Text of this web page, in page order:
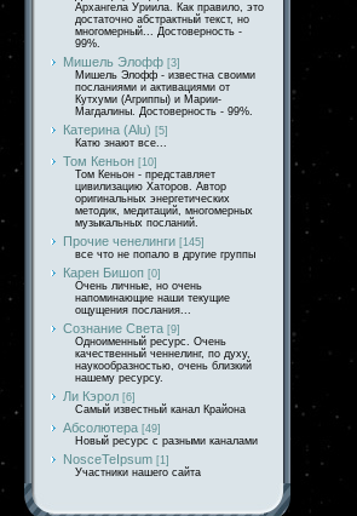
Архангела Уриила. Как правило, это
достаточно абстрактный текст, но
многомерный... Достоверность -
99%.
Мишель Элофф [3]
Мишель Элофф - известна своими
посланиями и активациями от
Кутхуми (Агриппы) и Марии-
Магдалины. Достоверность - 99%.
Катерина (Alu) [5]
Катю знают все...
Том Кеньон [10]
Том Кеньон - представляет
цивилизацию Хаторов. Автор
оригинальных энергетических
методик, медитаций, многомерных
музыкальных посланий.
Прочие ченелинги [145]
все что не попало в другие группы
Карен Бишоп [0]
Очень личные, но очень
напоминающие наши текущие
ощущения послания...
Сознание Света [9]
Одноименный ресурс. Очень
качественный ченнелинг, по духу,
наукообразностью, очень близкий
нашему ресурсу.
Ли Кэрол [6]
Самый известный канал Крайона
Абсолютера [49]
Новый ресурс с разными каналами
NosceTeIpsum [1]
Участники нашего сайта